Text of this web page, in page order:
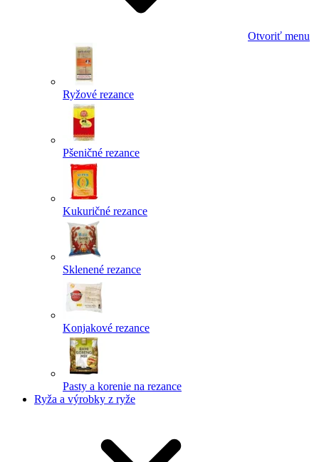
Otvoriť menu
Ryžové rezance
Pšeničné rezance
Kukuričné rezance
Sklenené rezance
Konjakové rezance
Pasty a korenie na rezance
Ryža a výrobky z ryže